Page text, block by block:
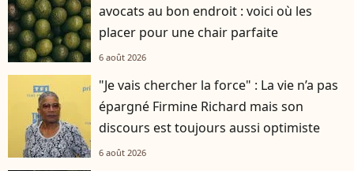
avocats au bon endroit : voici où les
placer pour une chair parfaite
6 août 2026
"Je vais chercher la force" : La vie n’a pas
épargné Firmine Richard mais son
discours est toujours aussi optimiste
6 août 2026